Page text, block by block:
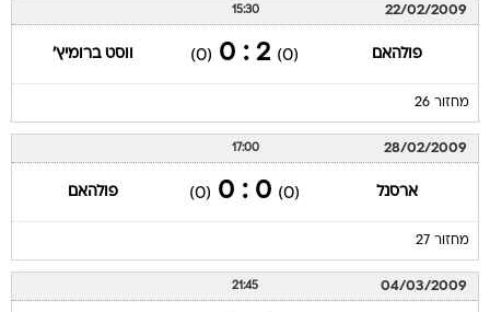
22/02/2009
15:30
פולהאם (0)
2 : 0
(0) ווסט ברומיץ'
מחזור 26
28/02/2009
17:00
ארסנל (0)
0 : 0
(0) פולהאם
מחזור 27
04/03/2009
21:45